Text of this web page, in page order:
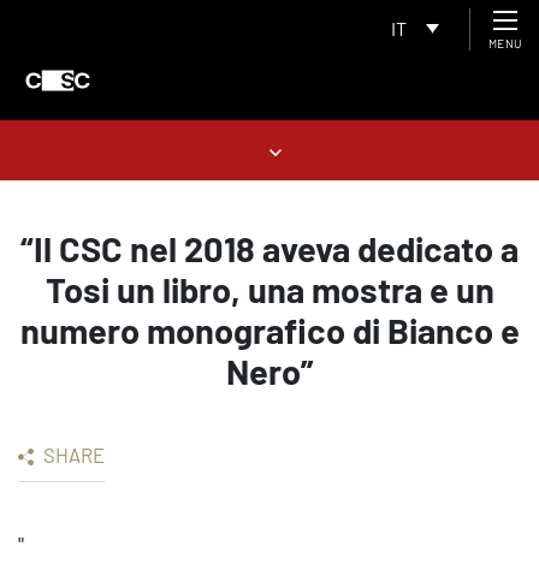
IT
MENU
“Il CSC nel 2018 aveva dedicato a
Tosi un libro, una mostra e un
numero monografico di Bianco e
Nero”
SHARE
"